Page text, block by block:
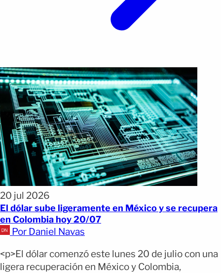
20 jul 2026
El dólar sube ligeramente en México y se recupera
en Colombia hoy 20/07
Por Daniel Navas
<p>El dólar comenzó este lunes 20 de julio con una
ligera recuperación en México y Colombia,